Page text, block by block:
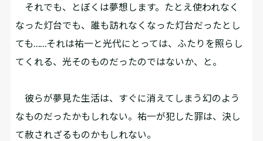
それでも、とぼくは夢想します。たとえ使われなく
なった灯台でも、誰も訪れなくなった灯台だったとし
ても……それは祐一と光代にとっては、ふたりを照らし
てくれる、光そのものだったのではないか、と。
彼らが夢見た生活は、すぐに消えてしまう幻のよう
なものだったかもしれない。祐一が犯した罪は、決し
て赦されざるものかもしれない。